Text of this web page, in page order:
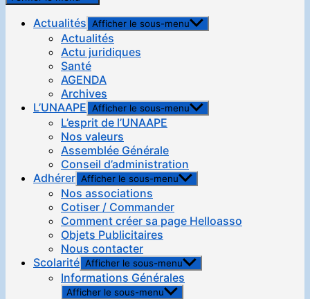
Actualités Afficher le sous-menu
Actualités
Actu juridiques
Santé
AGENDA
Archives
L’UNAAPE Afficher le sous-menu
L’esprit de l’UNAAPE
Nos valeurs
Assemblée Générale
Conseil d’administration
Adhérer Afficher le sous-menu
Nos associations
Cotiser / Commander
Comment créer sa page Helloasso
Objets Publicitaires
Nous contacter
Scolarité Afficher le sous-menu
Informations Générales
Afficher le sous-menu